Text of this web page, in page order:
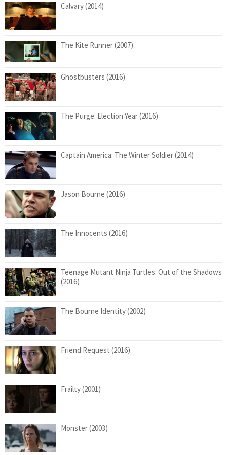
Calvary (2014)
The Kite Runner (2007)
Ghostbusters (2016)
The Purge: Election Year (2016)
Captain America: The Winter Soldier (2014)
Jason Bourne (2016)
The Innocents (2016)
Teenage Mutant Ninja Turtles: Out of the Shadows
(2016)
The Bourne Identity (2002)
Friend Request (2016)
Frailty (2001)
Monster (2003)